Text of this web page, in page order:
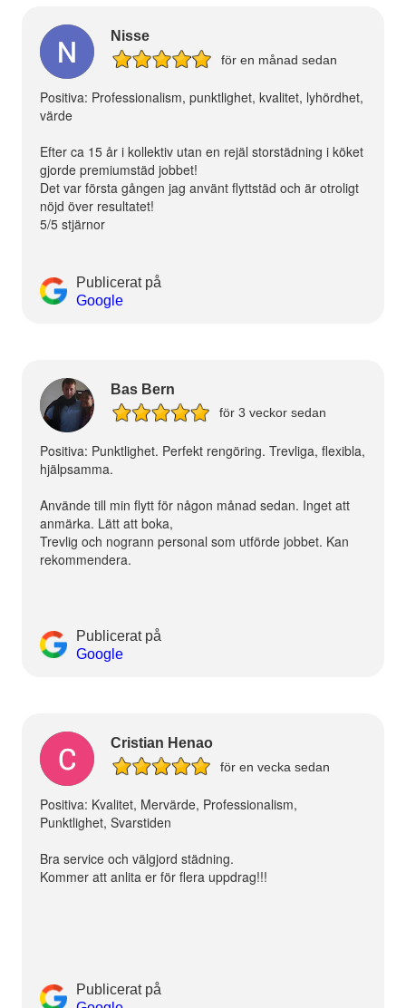
Nisse
för en månad sedan
Positiva: Professionalism, punktlighet, kvalitet, lyhördhet,
värde
Efter ca 15 år i kollektiv utan en rejäl storstädning i köket
gjorde premiumstäd jobbet!
Det var första gången jag använt flyttstäd och är otroligt
nöjd över resultatet!
5/5 stjärnor
Publicerat på
Google
Bas Bern
för 3 veckor sedan
Positiva: Punktlighet. Perfekt rengöring. Trevliga, flexibla,
hjälpsamma.
Använde till min flytt för någon månad sedan. Inget att
anmärka. Lätt att boka,
Trevlig och nogrann personal som utförde jobbet. Kan
rekommendera.
Publicerat på
Google
Cristian Henao
för en vecka sedan
Positiva: Kvalitet, Mervärde, Professionalism,
Punktlighet, Svarstiden
Bra service och välgjord städning.
Kommer att anlita er för flera uppdrag!!!
Publicerat på